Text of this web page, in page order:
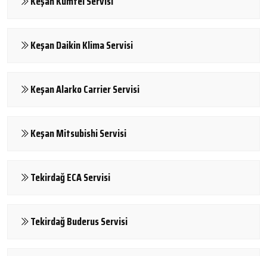
Keşan Daikin Klima Servisi
Keşan Alarko Carrier Servisi
Keşan Mitsubishi Servisi
Tekirdağ ECA Servisi
Tekirdağ Buderus Servisi